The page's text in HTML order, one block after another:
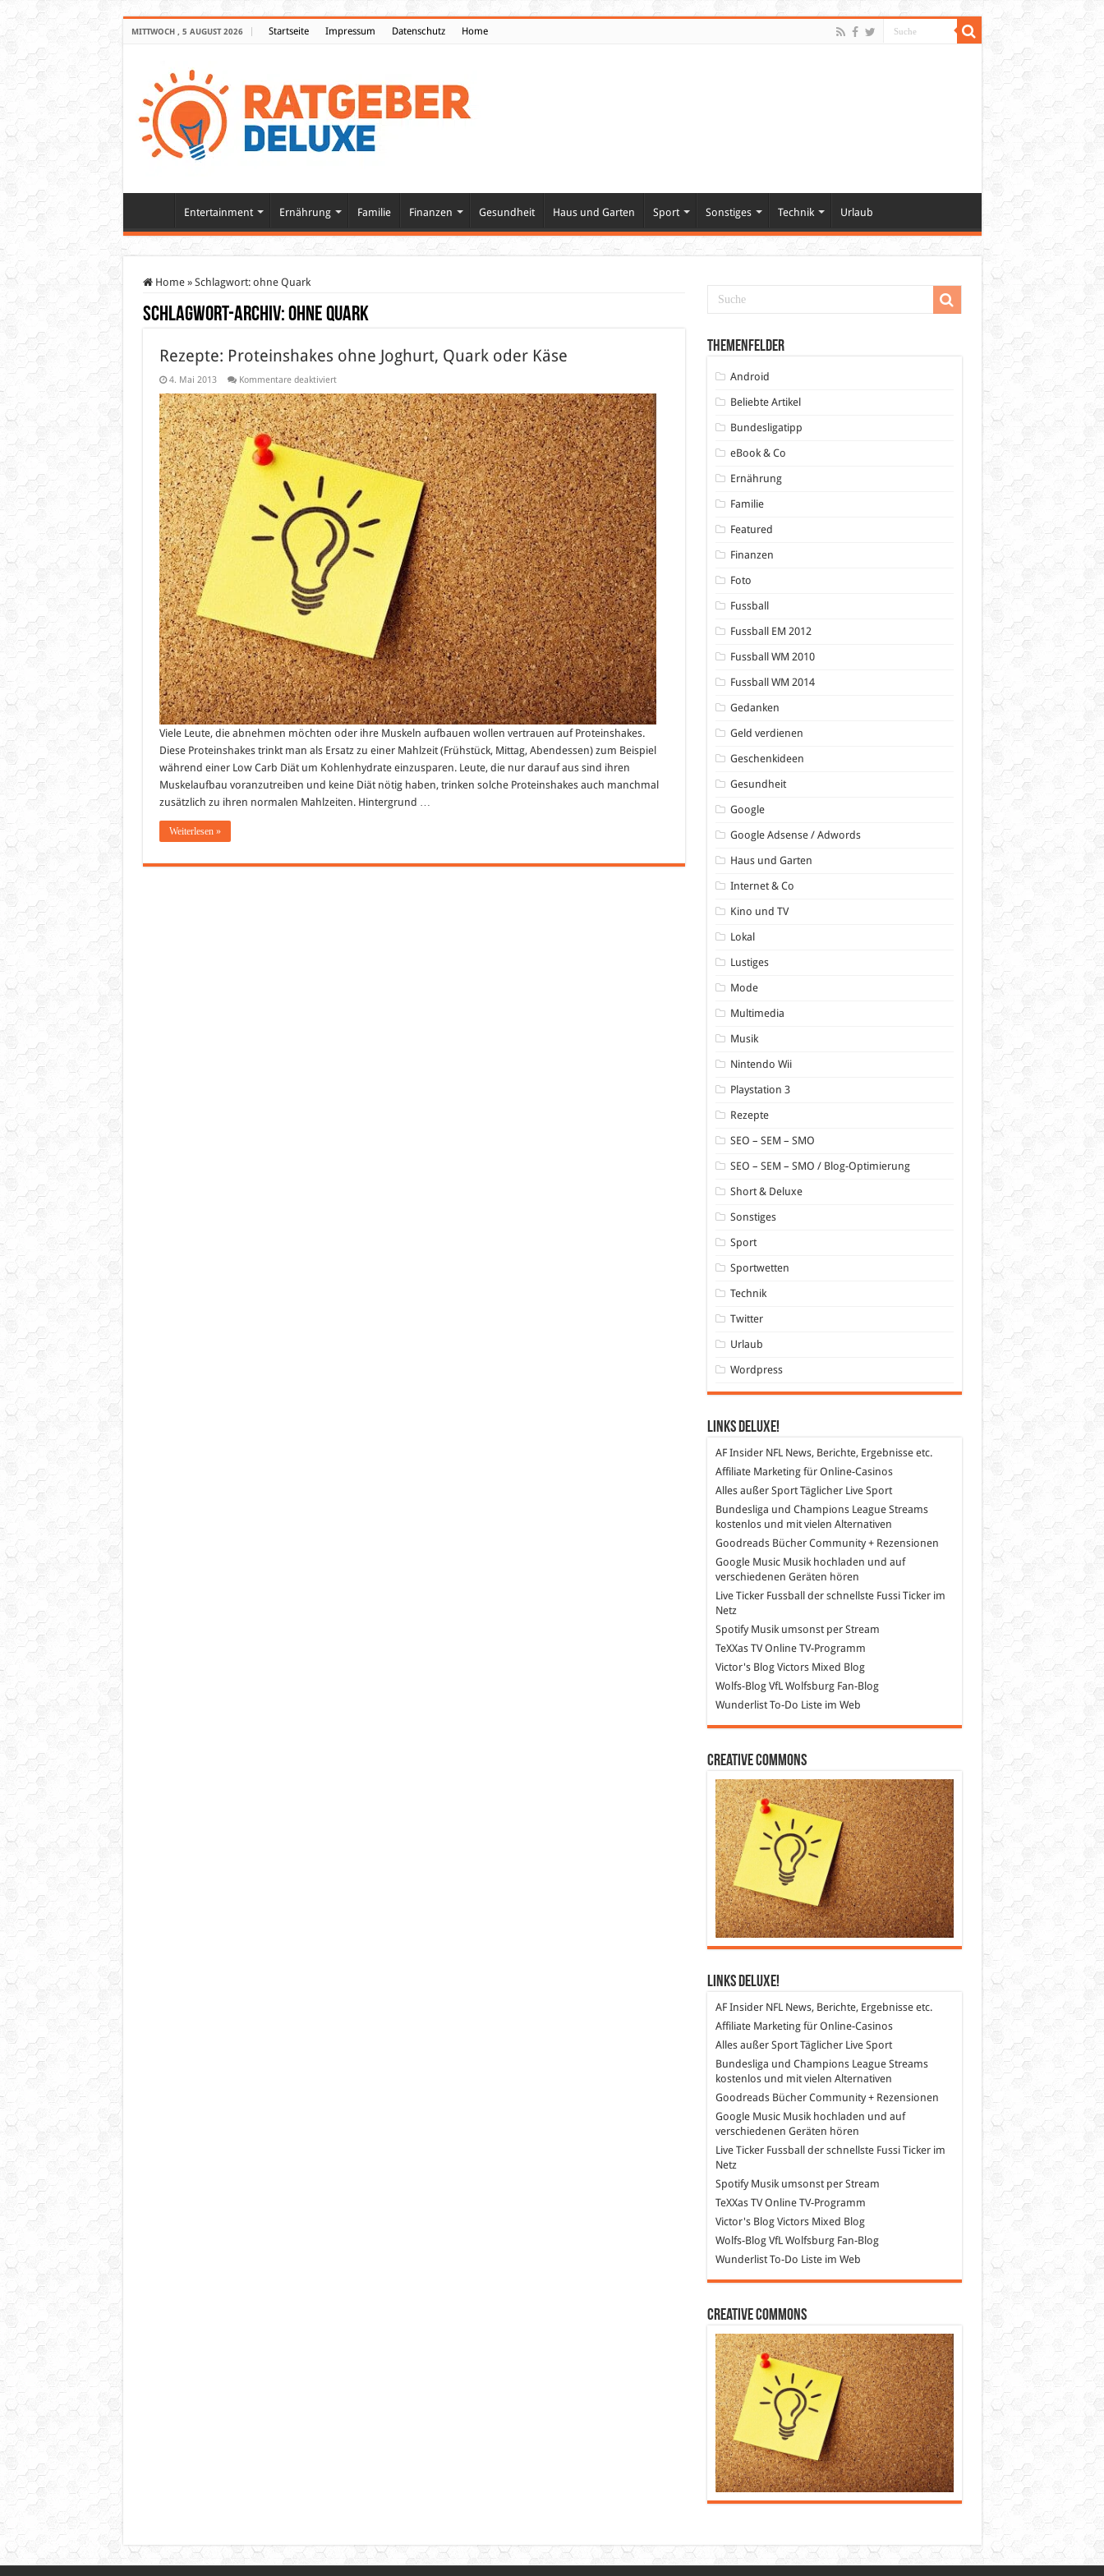
MITTWOCH , 5 AUGUST 2026 Startseite Impressum Datenschutz Home
Entertainment Ernährung Familie Finanzen Gesundheit Haus und Garten Sport Sonstiges Technik Urlaub
Home » Schlagwort: ohne Quark
Schlagwort-Archiv:ohne Quark
Rezepte: Proteinshakes ohne Joghurt, Quark oder Käse
4. Mai 2013 Kommentare deaktiviertfür
Proteinshakes
ohne
Joghurt,
Quark
oder
Käse
Viele Leute, die abnehmen möchten oder ihre Muskeln aufbauen wollen vertrauen auf Proteinshakes.
Diese Proteinshakes trinkt man als Ersatz zu einer Mahlzeit (Frühstück, Mittag, Abendessen) zum Beispiel
während einer Low Carb Diät um Kohlenhydrate einzusparen. Leute, die nur darauf aus sind ihren
Muskelaufbau voranzutreiben und keine Diät nötig haben, trinken solche Proteinshakes auch manchmal
zusätzlich zu ihren normalen Mahlzeiten. Hintergrund …
Weiterlesen »
Themenfelder
Android
Beliebte Artikel
Bundesligatipp
eBook & Co
Ernährung
Familie
Featured
Finanzen
Foto
Fussball
Fussball EM 2012
Fussball WM 2010
Fussball WM 2014
Gedanken
Geld verdienen
Geschenkideen
Gesundheit
Google
Google Adsense / Adwords
Haus und Garten
Internet & Co
Kino und TV
Lokal
Lustiges
Mode
Multimedia
Musik
Nintendo Wii
Playstation 3
Rezepte
SEO – SEM – SMO
SEO – SEM – SMO / Blog-Optimierung
Short & Deluxe
Sonstiges
Sport
Sportwetten
Technik
Twitter
Urlaub
Wordpress
Links DeLuXe!
AF InsiderNFL News, Berichte, Ergebnisse etc.
Affiliate Marketingfür Online-Casinos
Alles außer SportTäglicher Live Sport
Bundesliga und Champions League Streams
kostenlos und mit vielen Alternativen
GoodreadsBücher Community + Rezensionen
Google MusicMusik hochladen und auf
verschiedenen Geräten hören
Live Ticker Fussball
der schnellste Fussi Ticker im
Netz
SpotifyMusik umsonst per Stream
TeXXas TVOnline TV-Programm
Victor's BlogVictors Mixed Blog
Wolfs-BlogVfL Wolfsburg Fan-Blog
WunderlistTo-Do Liste im Web
Creative Commons
Links DeLuXe!
AF InsiderNFL News, Berichte, Ergebnisse etc.
Affiliate Marketingfür Online-Casinos
Alles außer SportTäglicher Live Sport
Bundesliga und Champions League Streams
kostenlos und mit vielen Alternativen
GoodreadsBücher Community + Rezensionen
Google MusicMusik hochladen und auf
verschiedenen Geräten hören
Live Ticker Fussball
der schnellste Fussi Ticker im
Netz
SpotifyMusik umsonst per Stream
TeXXas TVOnline TV-Programm
Victor's BlogVictors Mixed Blog
Wolfs-BlogVfL Wolfsburg Fan-Blog
WunderlistTo-Do Liste im Web
Creative Commons